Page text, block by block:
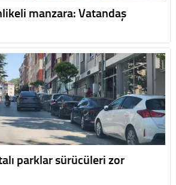
manzara: Vatandaş
parklar sürücüleri zor